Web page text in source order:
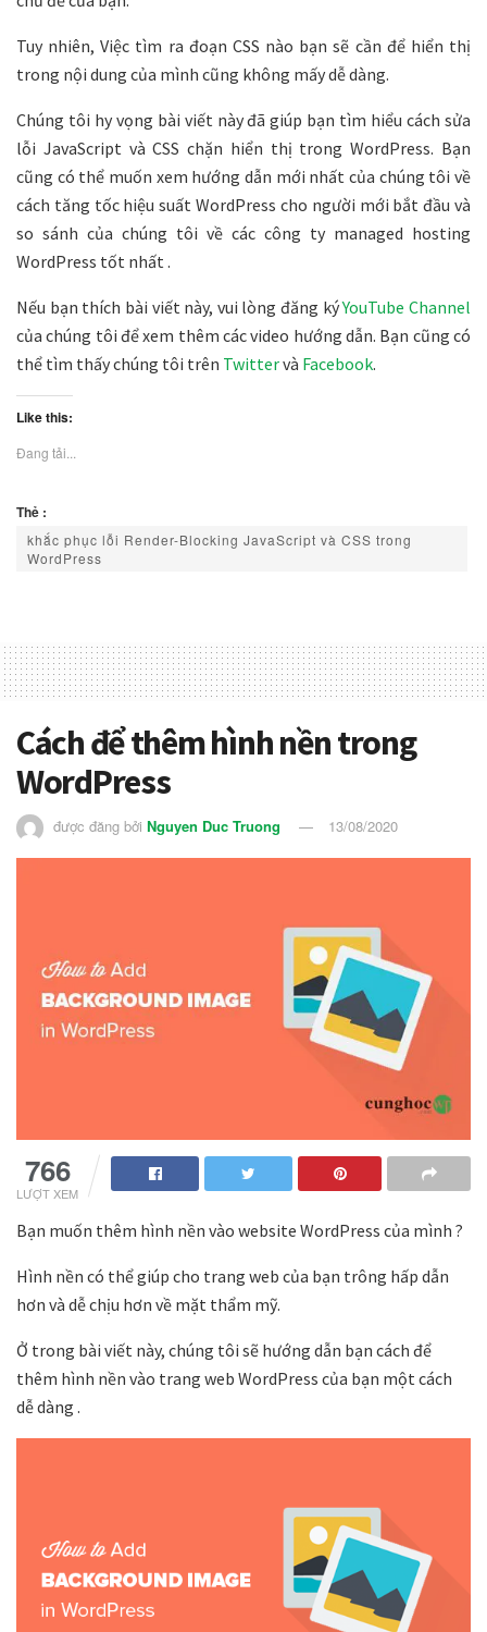
Tuy nhiên, Việc tìm ra đoạn CSS nào bạn sẽ cần để hiển thị
trong nội dung của mình cũng không mấy dễ dàng.
Chúng tôi hy vọng bài viết này đã giúp bạn tìm hiểu cách sửa
lỗi JavaScript và CSS chặn hiển thị trong WordPress. Bạn
cũng có thể muốn xem hướng dẫn mới nhất của chúng tôi về
cách tăng tốc hiệu suất WordPress cho người mới bắt đầu và
so sánh của chúng tôi về các công ty managed hosting
WordPress tốt nhất .
Nếu bạn thích bài viết này, vui lòng đăng kýYouTube Channel
của chúng tôi để xem thêm các video hướng dẫn. Bạn cũng có
thể tìm thấy chúng tôi trên Twittervà Facebook.
Like this:
Đang tải...
Thẻ :
khắc phục lỗi Render-Blocking JavaScript và CSS trong
WordPress
Cách để thêm hình nền trong
WordPress
được đăng bởi Nguyen Duc Truong 13/08/2020
766
LƯỢT XEM
Bạn muốn thêm hình nền vào website WordPress của mình ?
Hình nền có thể giúp cho trang web của bạn trông hấp dẫn
hơn và dễ chịu hơn về mặt thẩm mỹ.
Ở trong bài viết này, chúng tôi sẽ hướng dẫn bạn cách để
thêm hình nền vào trang web WordPress của bạn một cách
dễ dàng .